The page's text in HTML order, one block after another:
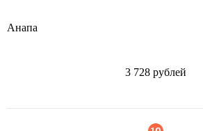
Анапа
3 728 рублей